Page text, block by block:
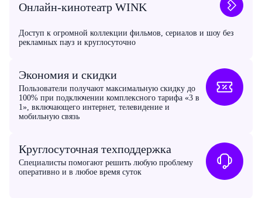
Круглосуточная техподдержка
Специалисты помогают решить любую проблему
оперативно и в любое время суток
Экономия и скидки
Пользователи получают максимальную скидку до
100% при подключении комплексного тарифа «3 в
1», включающего интернет, телевидение и
мобильную связь
Онлайн-кинотеатр WINK
Доступ к огромной коллекции фильмов, сериалов и шоу без
рекламных пауз и круглосуточно